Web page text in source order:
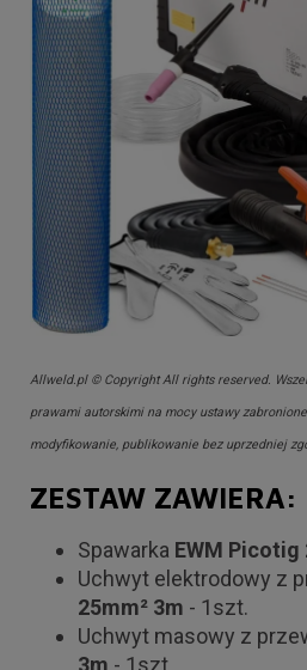
Allweld.pl © Copyright All rights reserved.
prawami autorskimi na mocy ustawy
modyfikowanie, publikowanie bez uprzedniej
ZESTAW ZAWIERA:
Spawarka EWM Picotig
Uchwyt elektrodowy z
25mm² 3m - 1szt.
Uchwyt masowy z
3m - 1szt.